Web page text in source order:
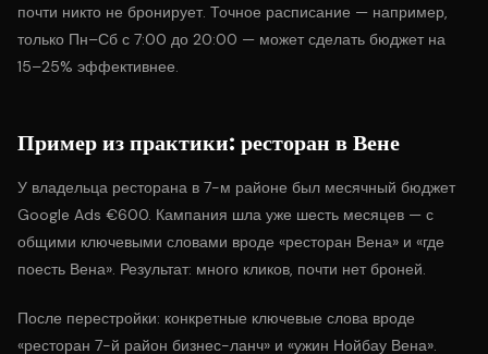
почти никто не бронирует. Точное расписание — например,
только Пн–Сб с 7:00 до 20:00 — может сделать бюджет на
15–25% эффективнее.
Пример из практики: ресторан в Вене
У владельца ресторана в 7-м районе был месячный бюджет
Google Ads €600. Кампания шла уже шесть месяцев — с
общими ключевыми словами вроде «ресторан Вена» и «где
поесть Вена». Результат: много кликов, почти нет броней.
После перестройки: конкретные ключевые слова вроде
«ресторан 7-й район бизнес-ланч» и «ужин Нойбау Вена».